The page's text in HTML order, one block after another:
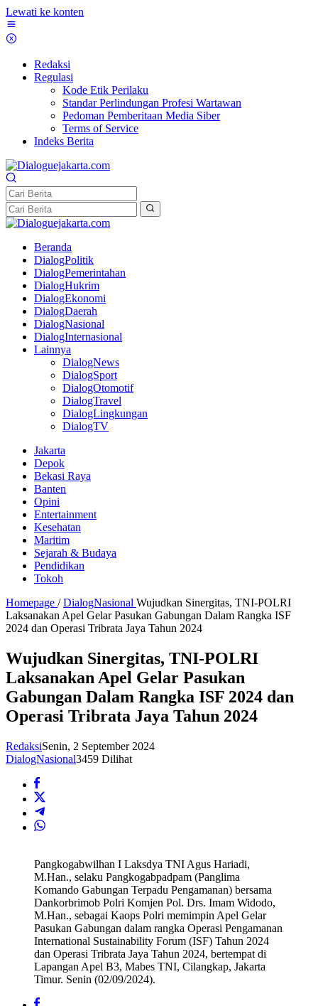
Lewati ke konten
Redaksi
Regulasi
Kode Etik Perilaku
Standar Perlindungan Profesi Wartawan
Pedoman Pemberitaan Media Siber
Terms of Service
Indeks Berita
Beranda
DialogPolitik
DialogPemerintahan
DialogHukrim
DialogEkonomi
DialogDaerah
DialogNasional
DialogInternasional
Lainnya
DialogNews
DialogSport
DialogOtomotif
DialogTravel
DialogLingkungan
DialogTV
Jakarta
Depok
Bekasi Raya
Banten
Opini
Entertainment
Kesehatan
Maritim
Sejarah & Budaya
Pendidikan
Tokoh
Homepage / DialogNasional Wujudkan Sinergitas, TNI-POLRI
Laksanakan Apel Gelar Pasukan Gabungan Dalam Rangka ISF
2024 dan Operasi Tribrata Jaya Tahun 2024
Wujudkan Sinergitas, TNI-POLRI
Laksanakan Apel Gelar Pasukan
Gabungan Dalam Rangka ISF 2024 dan
Operasi Tribrata Jaya Tahun 2024
RedaksiSenin, 2 September 2024
DialogNasional3459 Dilihat
Pangkogabwilhan I Laksdya TNI Agus Hariadi,
M.Han., selaku Pangkogabpadpam (Panglima
Komando Gabungan Terpadu Pengamanan) bersama
Dankorbrimob Polri Komjen Pol. Drs. Imam Widodo,
M.Han., sebagai Kaops Polri memimpin Apel Gelar
Pasukan Gabungan dalam rangka Operasi Pengamanan
International Sustainability Forum (ISF) Tahun 2024
dan Operasi Tribrata Jaya Tahun 2024, bertempat di
Lapangan Apel B3, Mabes TNI, Cilangkap, Jakarta
Timur. Senin (02/09/2024).